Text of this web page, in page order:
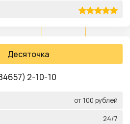
Десяточка
2-10-10
от 100 рублей
24/7